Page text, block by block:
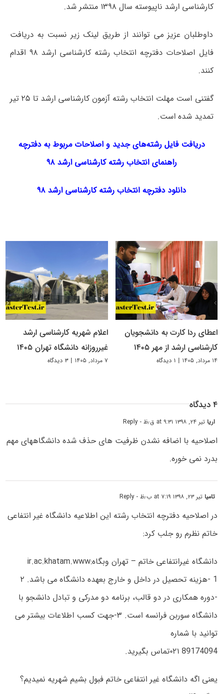
کارشناسی ارشد ناپیوسته سال ۱۳۹۸ منتشر شد.
داوطلبان عزیز می توانند از طریق لینک زیر نسبت به دریافت
فایل اصلاحات دفترچه انتخاب رشته کارشناسی ارشد ۹۸ اقدام
کنند.
گفتنی است مهلت انتخاب رشته آزمون کارشناسی ارشد تا ۲۵ تیر
تمدید شده است.
دریافت فایل رشته‌های جدید و اصلاحات مربوط به دفترچه
راهنمای انتخاب رشته کارشناسی ارشد ۹۸
دانلود دفترچه انتخاب رشته کارشناسی ارشد ۹۸
اعطای ردا کارت به دانشجویان
کارشناسی ارشد از مهر ۱۴۰۵
۱۴ مرداد, ۱۴۰۵ | ۱ دیدگاه
اعلام شهریه کارشناسی ارشد
غیرروزانه دانشگاه تهران ۱۴۰۵
۷ مرداد, ۱۴۰۵ | ۳ دیدگاه
۴ دیدگاه
اریاتیر ۲۴, ۱۳۹۸ at ۹:۳۱ ق٫ظ - Reply
اصلاحیه با اضافه نشدن ظرفیت های حذف شده دانشگاههای مهم
بدرد نمی خوره.
تامیاتیر ۲۳, ۱۳۹۸ at ۷:۱۹ ب٫ظ - Reply
در اصلاحیه دفترچه انتخاب رشته این اطلاعیه دانشگاه غیر انتفاعی
خاتم نظرم رو جلب کرد:
دانشگاه غیرانتفاعی خاتم – تهران وبگاه:ir.ac.khatam.www
1 -هزینه تحصیل در داخل و خارج بعهده دانشگاه می باشد. ۲
-دوره همکاری در دو قالب، برنامه دو مدرکی و تبادل دانشجو با
دانشگاه سوربن فرانسه است. ۳-جهت کسب اطلاعات بیشتر می
توانید با شماره
89174094 ۰۲۱تماس بگیرید.
یعنی اگه دانشگاه غیر انتفاعی خاتم فبول بشیم شهریه نمیدیم؟